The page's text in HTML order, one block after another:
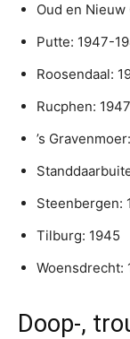
Oud en Nieuw
Putte: 1947-
Roosendaal:
Rucphen:
’s
Steenbergen:
Tilburg: 1945
Woensdrecht:
Doop-,